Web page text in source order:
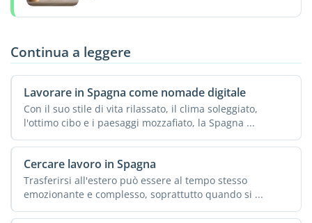
Continua a leggere
Lavorare in Spagna come nomade digitale
Con il suo stile di vita rilassato, il clima soleggiato,
l'ottimo cibo e i paesaggi mozzafiato, la Spagna ...
Cercare lavoro in Spagna
Trasferirsi all'estero può essere al tempo stesso
emozionante e complesso, soprattutto quando si ...